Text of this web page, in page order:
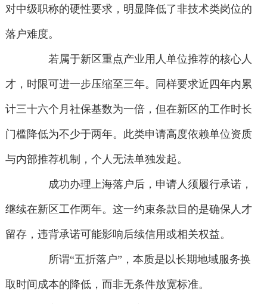
对中级职称的硬性要求，明显降低了非技术类岗位的
落户难度。
若属于新区重点产业用人单位推荐的核心人
才，时限可进一步压缩至三年。同样要求近四年内累
计三十六个月社保基数为一倍，但在新区的工作时长
门槛降低为不少于两年。此类申请高度依赖单位资质
与内部推荐机制，个人无法单独发起。
成功办理上海落户后，申请人须履行承诺，
继续在新区工作两年。这一约束条款目的是确保人才
留存，违背承诺可能影响后续信用或相关权益。
所谓“五折落户”，本质是以长期地域服务换
取时间成本的降低，而非无条件放宽标准。